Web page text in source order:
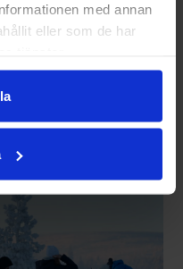
med annan
eller som de har